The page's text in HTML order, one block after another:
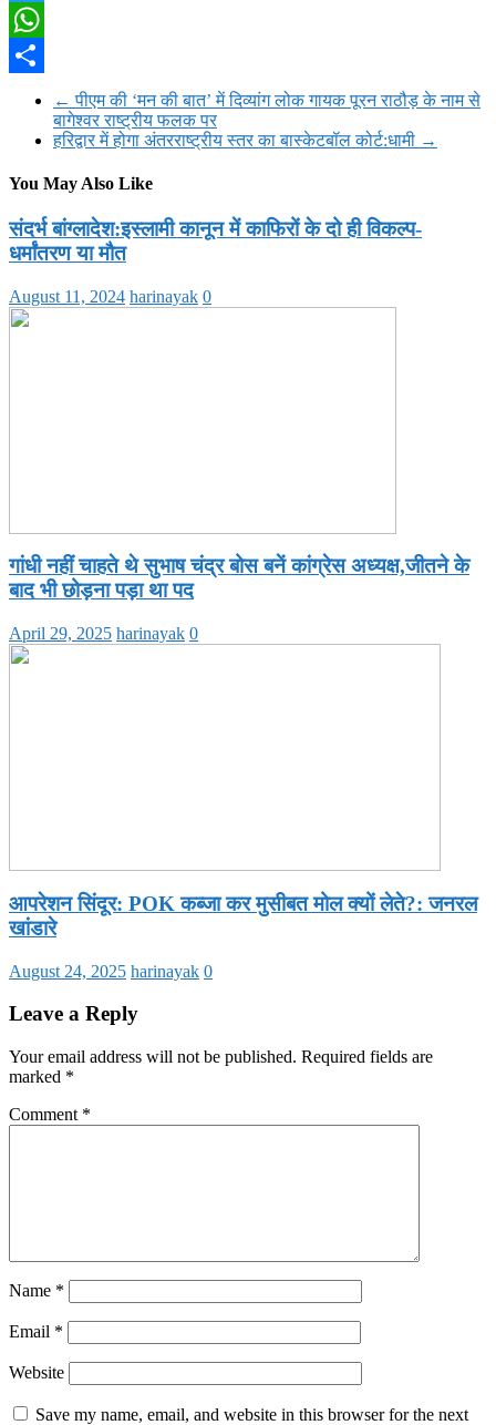
Twitter
WhatsApp
← पीएम की ‘मन की बात’ में दिव्यांग लोक गायक पूरन राठौड़ के नाम से
बागेश्वर राष्ट्रीय फलक पर
हरिद्वार में होगा अंतरराष्ट्रीय स्तर का बास्केटबॉल कोर्ट:धामी →
You May Also Like
संदर्भ बांग्लादेश:इस्लामी कानून में काफिरों के दो ही विकल्प-
धर्मांतरण या मौत
August 11, 2024 harinayak 0
गांधी नहीं चाहते थे सुभाष चंद्र बोस बनें कांग्रेस अध्यक्ष,जीतने के
बाद भी छोड़ना पड़ा था पद
April 29, 2025 harinayak 0
आपरेशन सिंदूर: POK कब्जा कर मुसीबत मोल क्यों लेते?: जनरल
खांडारे
August 24, 2025 harinayak 0
Leave a Reply
Your email address will not be published. Required fields are
marked *
Comment *
Name *
Email *
Website
Save my name, email, and website in this browser for the next